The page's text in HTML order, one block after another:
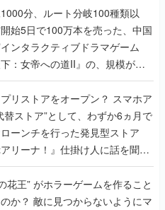
ンド2人に訊く開発秘話
分、ルート分岐100種類以
始5日で100万本を売った、中国
ンタラクティブドラマゲーム
下：女帝への道II』の、規模が違
をプロデューサーに聞いた
ストアをオープン？ スマホア
替ストア”として、わずか6ヵ月で
ーンチを行った発見型ストア
アリーナ！』仕掛け人に話を聞い
花王” がホラーゲームを作ること
らないようにマ